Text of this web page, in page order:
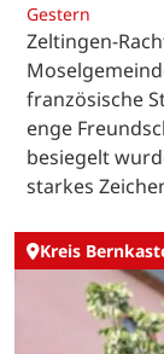
Gestern
Zeltingen-
französische
enge
besiegelt
starkes
Kreis